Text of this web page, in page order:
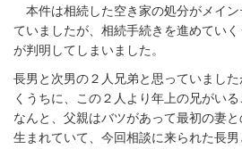
本件は相続した空き家の処分がメイン
ていましたが、相続手続きを進めてい
が判明してしまいました。
長男と次男の２人兄弟と思っていまし
くうちに、この２人より年上の兄がいる
なんと、父親はバツがあって最初の妻
生まれていて、今回相談に来られた長